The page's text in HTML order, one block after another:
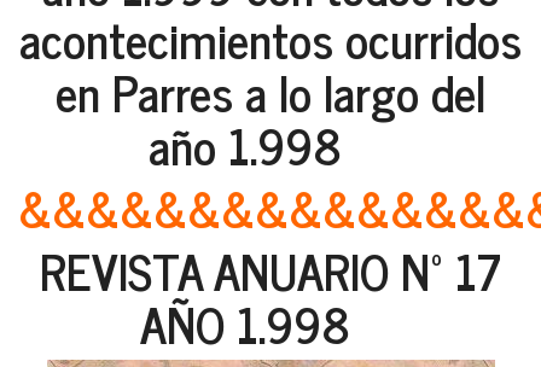
acontecimientos ocurridos
en Parres a lo largo del
año 1.998
REVISTA ANUARIO Nº 17
AÑO 1.998